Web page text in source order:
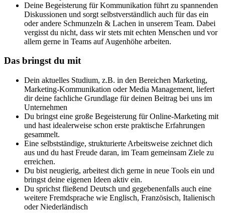
Deine Begeisterung für Kommunikation führt zu spannenden
Diskussionen und sorgt selbstverständlich auch für das ein
oder andere Schmunzeln & Lachen in unserem Team. Dabei
vergisst du nicht, dass wir stets mit echten Menschen und vor
allem gerne in Teams auf Augenhöhe arbeiten.
Das bringst du mit
Dein aktuelles Studium, z.B. in den Bereichen Marketing,
Marketing-Kommunikation oder Media Management, liefert
dir deine fachliche Grundlage für deinen Beitrag bei uns im
Unternehmen
Du bringst eine große Begeisterung für Online-Marketing mit
und hast idealerweise schon erste praktische Erfahrungen
gesammelt.
Eine selbstständige, strukturierte Arbeitsweise zeichnet dich
aus und du hast Freude daran, im Team gemeinsam Ziele zu
erreichen.
Du bist neugierig, arbeitest dich gerne in neue Tools ein und
bringst deine eigenen Ideen aktiv ein.
Du sprichst fließend Deutsch und gegebenenfalls auch eine
weitere Fremdsprache wie Englisch, Französisch, Italienisch
oder Niederländisch